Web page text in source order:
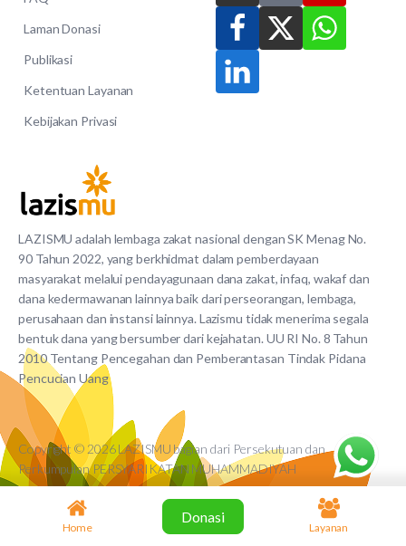
LAZISMU adalah lembaga zakat nasional dengan SK Menag No.
90 Tahun 2022, yang berkhidmat dalam pemberdayaan
masyarakat melalui pendayagunaan dana zakat, infaq, wakaf dan
dana kedermawanan lainnya baik dari perseorangan, lembaga,
perusahaan dan instansi lainnya. Lazismu tidak menerima segala
bentuk dana yang bersumber dari kejahatan. UU RI No. 8 Tahun
2010 Tentang Pencegahan dan Pemberantasan Tindak Pidana
Pencucian Uang
Laman Donasi
Publikasi
Ketentuan Layanan
Kebijakan Privasi
Copyright © 2026 LAZISMU bagian dari Persekutuan dan
Perkumpulan PERSYARIKATAN MUHAMMADIYAH
Home
Donasi
Layanan